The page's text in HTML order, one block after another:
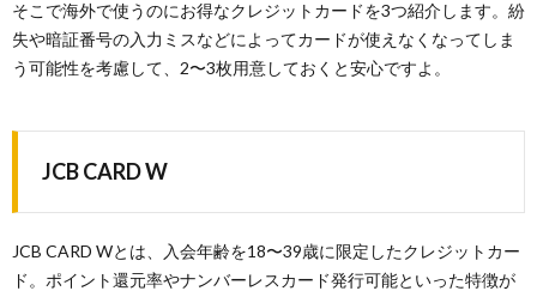
そこで海外で使うのにお得なクレジットカードを3つ紹介します。紛
失や暗証番号の入力ミスなどによってカードが使えなくなってしま
う可能性を考慮して、2〜3枚用意しておくと安心ですよ。
JCB CARD W
JCB CARD Wとは、入会年齢を18〜39歳に限定したクレジットカー
ド。ポイント還元率やナンバーレスカード発行可能といった特徴が